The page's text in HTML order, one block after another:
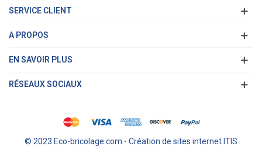
SERVICE CLIENT
A PROPOS
EN SAVOIR PLUS
RÉSEAUX SOCIAUX
© 2023 Eco-bricolage.com - Création de sites internet ITIS